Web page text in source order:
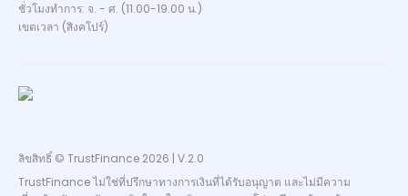
ชั่วโมงทำการ: จ. - ศ. (11.00-19.00 น.)
เขตเวลา (สิงคโปร์)
ลิขสิทธิ์ © TrustFinance 2026 | V.2.0
TrustFinance ไม่ใช่ที่ปรึกษาทางการเงินที่ได้รับอนุญาต และไม่มีความ